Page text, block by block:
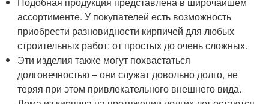
ассортименте. У покупателей есть возможность
приобрести разновидности кирпичей для любых
строительных работ: от простых до очень сложных.
Эти изделия также могут похвастаться
долговечностью – они служат довольно долго, не
теряя при этом привлекательного внешнего вида.